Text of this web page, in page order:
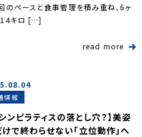
のペースと食事管理を積み重ね、6ヶ
14キロ […]
read more
情報
ンピラティスの落とし穴？】美姿
で終わらせない「立位動作」へ